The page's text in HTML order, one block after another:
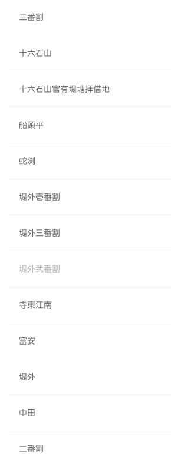
三番割
十六石山
十六石山官有堤塘拝借地
船頭平
蛇渕
堤外壱番割
堤外三番割
堤外弐番割
寺東江南
富安
堤外
中田
二番割